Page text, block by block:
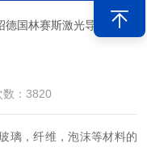
德国林赛斯激光导热仪
数：3820
璃，纤维，泡沫等材料的